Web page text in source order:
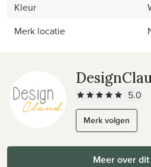
Kleur
Merk locatie
5.0
Merk volgen
Meer over